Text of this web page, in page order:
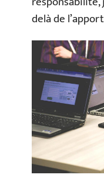
delà de